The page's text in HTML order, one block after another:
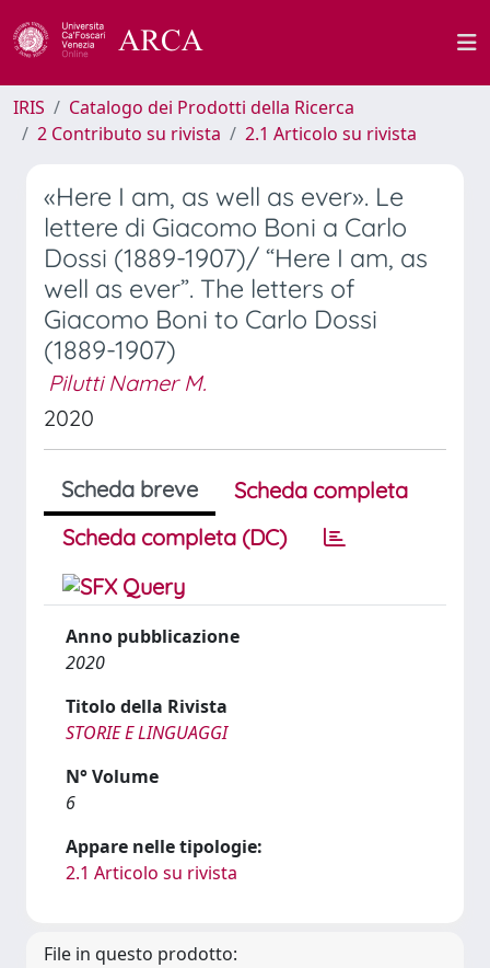
IRIS
Catalogo dei Prodotti della Ricerca
2 Contributo su rivista
2.1 Articolo su rivista
«Here I am, as well as ever». Le
lettere di Giacomo Boni a Carlo
Dossi (1889-1907)/ “Here I am, as
well as ever”. The letters of
Giacomo Boni to Carlo Dossi
(1889-1907)
Pilutti Namer M.
2020
Scheda breve
Scheda completa
Scheda completa (DC)
Anno pubblicazione
2020
Titolo della Rivista
STORIE E LINGUAGGI
N° Volume
6
Appare nelle tipologie:
2.1 Articolo su rivista
File in questo prodotto: